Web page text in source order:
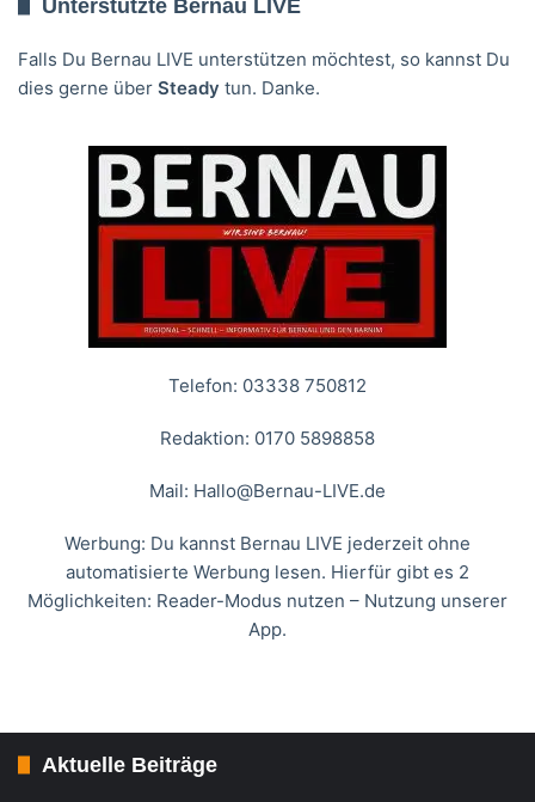
Unterstützte Bernau LIVE
Falls Du Bernau LIVE unterstützen möchtest, so kannst Du
dies gerne über Steady tun. Danke.
Telefon: 03338 750812
Redaktion: 0170 5898858
Mail: Hallo@Bernau-LIVE.de
Werbung: Du kannst Bernau LIVE jederzeit ohne
automatisierte Werbung lesen. Hierfür gibt es 2
Möglichkeiten: Reader-Modus nutzen – Nutzung unserer
App.
Aktuelle Beiträge